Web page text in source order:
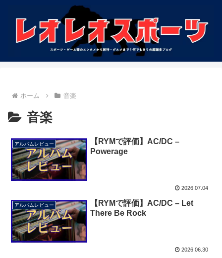
ホーム 音楽
音楽
アルバムレビュー
【RYMで評価】AC/DC –
Powerage
2026.07.04
アルバムレビュー
【RYMで評価】AC/DC – Let
There Be Rock
2026.06.30